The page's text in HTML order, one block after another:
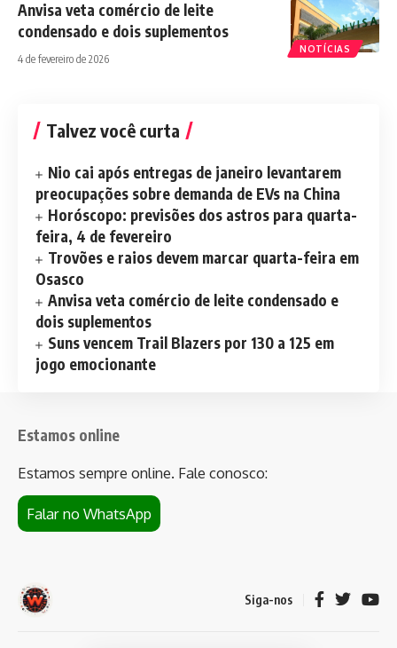
NOTÍCIAS
Anvisa veta comércio de leite
condensado e dois suplementos
4 de fevereiro de 2026
Talvez você curta
Nio cai após entregas de janeiro levantarem
preocupações sobre demanda de EVs na China
Horóscopo: previsões dos astros para quarta-
feira, 4 de fevereiro
Trovões e raios devem marcar quarta-feira em
Osasco
Anvisa veta comércio de leite condensado e
dois suplementos
Suns vencem Trail Blazers por 130 a 125 em
jogo emocionante
Estamos online
Estamos sempre online. Fale conosco:
Falar no WhatsApp
Siga-nos